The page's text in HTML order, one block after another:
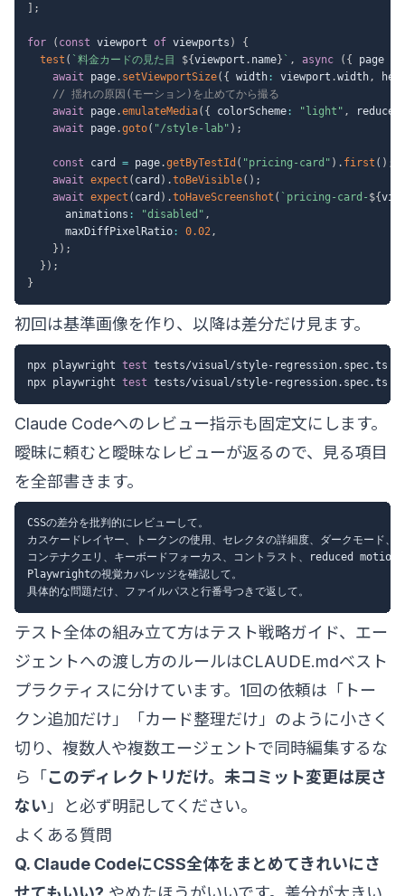
;
for ( const viewport of viewports )
{
test ( ` 料金カードの見た目 ${viewport . name} ` , async ( { page
await page. setViewportSize( { width : viewport .width,
// 揺れの原因(モーション)を止めてから撮る
await page.emulateMedia( { colorScheme : "light" ,
await page.goto( "/style-lab" ) ;
const card = page.getByTestId ( "pricing-card" ) . first ( ) ;
await expect ( card ) .toBeVisible( ) ;
await expect ( card ) .toHaveScreenshot ( ` pricing-card- ${
      animations
: "disabled" ,
      maxDiffPixelRatio
: 0.02,
} ) ;
} ) ;
}
初回は基準画像を作り、以降は差分だけ見ます。
npx playwright test tests/visual/style-regression.spec.ts --
npx playwright test
Claude Codeへのレビュー指示も固定文にします。
曖昧に頼むと曖昧なレビューが返るので、見る項目
を全部書きます。
CSSの差分を批判的にレビューして。
カスケードレイヤー、トークンの使用、セレクタの詳細度、ダークモード、
コンテナクエリ、キーボードフォーカス、コントラスト、reduced motion
Playwrightの視覚カバレッジを確認して。
テスト全体の組み立て方はテスト戦略ガイド、エー
ジェントへの渡し方のルールはCLAUDE.mdベスト
プラクティスに分けています。1回の依頼は「トー
クン追加だけ」「カード整理だけ」のように小さく
切り、複数人や複数エージェントで同時編集するな
ら「 このディレクトリだけ。未コミット変更は戻さ
ない 」と必ず明記してください。
よくある質問
Q. Claude CodeにCSS全体をまとめてきれいにさ